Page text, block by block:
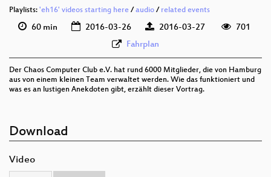
Playlists: 'eh16' videos starting here /audio / related events
60 min 2016-03-26 2016-03-27
701
Fahrplan
Der Chaos Computer Club e.V. hat rund 6000 Mitglieder, die von Hamburg
aus von einem kleinen Team verwaltet werden. Wie das funktioniert und
was es an lustigen Anekdoten gibt, erzählt dieser Vortrag.
Download
Video